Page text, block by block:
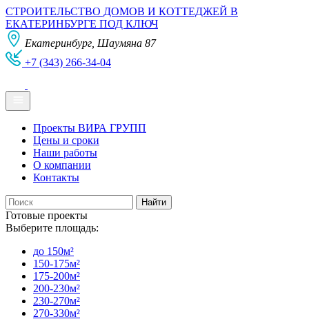
СТРОИТЕЛЬСТВО ДОМОВ И КОТТЕДЖЕЙ В
ЕКАТЕРИНБУРГЕ ПОД КЛЮЧ
Екатеринбург, Шаумяна 87
+7 (343) 266-34-04
Проекты ВИРА ГРУПП
Цены и сроки
Наши работы
О компании
Контакты
Готовые проекты
Выберите площадь:
до 150м²
150-175м²
175-200м²
200-230м²
230-270м²
270-330м²